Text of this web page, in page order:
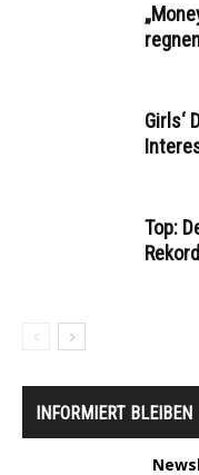
Girls‘
Top:
INFORMIERT BLEIBEN